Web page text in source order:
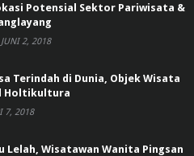
Potensial Sektor Pariwisata &
JUNI 2, 2018
Terindah di Dunia, Objek Wisata
Holtikultura
7, 2018
Lelah, Wisatawan Wanita Pingsan